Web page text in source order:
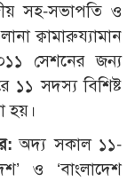
সহ-সভাপতি ও
ক্বামারুয্যামান
সেশনের জন্য
সদস্য বিশিষ্ট
হয়।
অদ্য সকাল ১১-
ও ‘বাংলাদেশ